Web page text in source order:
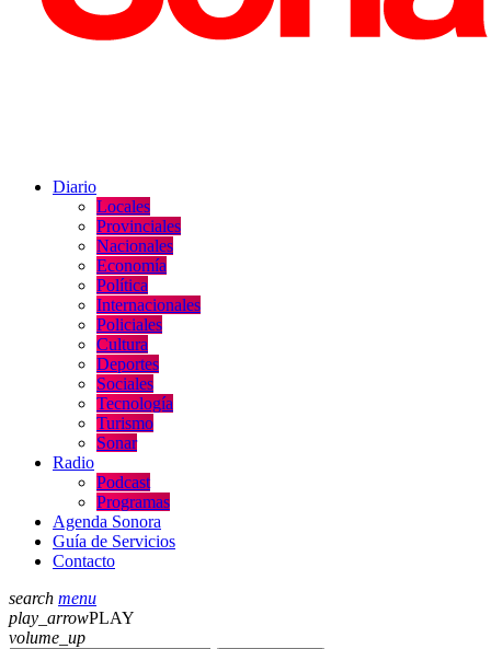
Diario
Locales
Provinciales
Nacionales
Economía
Política
Internacionales
Policiales
Cultura
Deportes
Sociales
Tecnología
Turismo
Sonar
Radio
Podcast
Programas
Agenda Sonora
Guía de Servicios
Contacto
search menu
play_arrowPLAY
volume_up